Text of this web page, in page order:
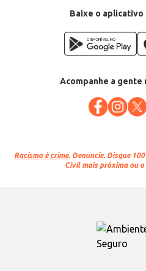
Baixe o aplicativo
Acompanhe a gente
Racismo é crime. Denuncie. Disque
Civil mais próxima ou